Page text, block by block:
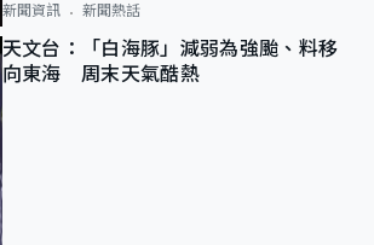
新聞資訊 新聞熱話
天文台：「白海豚」減弱為強颱、料移
向東海 周末天氣酷熱